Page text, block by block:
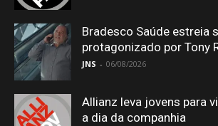
Bradesco Saúde estreia
protagonizado por Tony
JNS - 06/08/2026
Allianz leva jovens para
a dia da companhia